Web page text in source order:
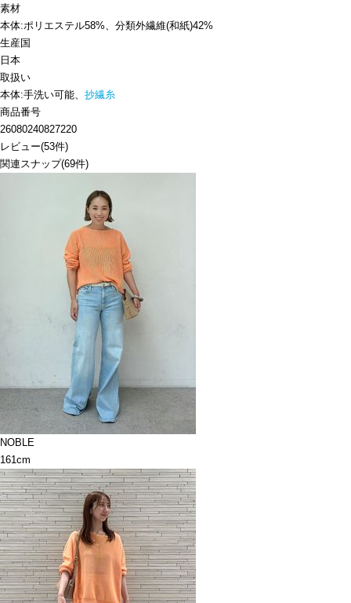
素材
本体:ポリエステル58%、分類外繊維(和紙)42%
生産国
日本
取扱い
本体:手洗い可能、 抄繊糸
商品番号
26080240827220
レビュー(53件)
関連スナップ(69件)
NOBLE
161cm